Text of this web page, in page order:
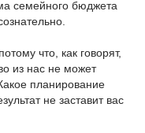
семейного бюджета
что, как говорят,
из нас не может
планирование
не заставит вас